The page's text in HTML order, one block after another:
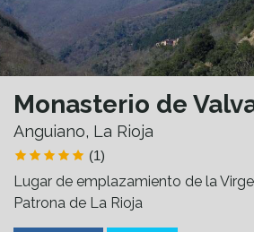
Monasterio de
Anguiano, La Rioja
(1)
Lugar de emplazamiento de la
Patrona de La Rioja